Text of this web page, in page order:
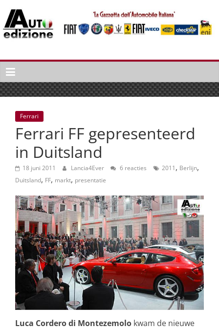
naar
inhoud
Auto
Edizione
La
Gazetta
dell'Automobile
Italiana
Italiaans
autonieuws
lifestyle
Ferrari
Ferrari FF gepresenteerd
in Duitsland
18 juni 2011 Lancia4Ever 6 reacties 2011, Berlijn,
Duitsland, FF, markt, presentatie
Luca Cordero di Montezemolo kwam de nieuwe